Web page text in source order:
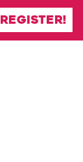
REGISTER!